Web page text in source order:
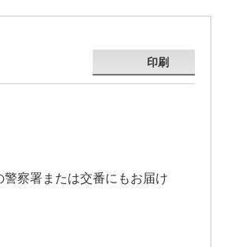
印刷
察署または交番にもお届け